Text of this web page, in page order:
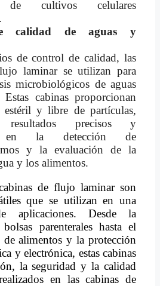
de cultivos celulares
calidad de aguas y
de control de calidad, las
laminar se utilizan para
microbiológicos de aguas
cabinas proporcionan
estéril y libre de partículas,
resultados precisos y
en la detección de
y la evaluación de la
y los alimentos.
de flujo laminar son
que se utilizan en una
aplicaciones. Desde la
parenterales hasta el
alimentos y la protección
y electrónica, estas cabinas
la seguridad y la calidad
en las cabinas de